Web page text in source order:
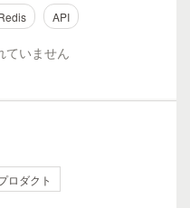
API
ていません
ロダクト